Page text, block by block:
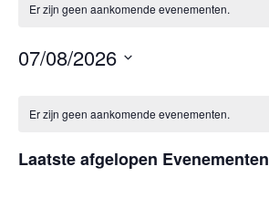
Er zijn geen aankomende evenementen.
07/08/2026
datum.
van
Er zijn geen aankomende evenementen.
Laatste afgelopen Evenementen